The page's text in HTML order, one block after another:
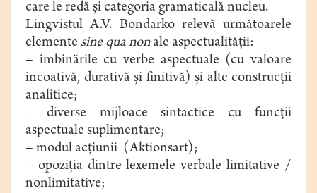
care le redă şi categoria gramaticală nucleu.
Lingvistul A.V. Bondarko relevă următoarele
elemente sine qua nonale aspectualităţii:
– îmbinările cu verbe aspectuale (cu valoare
incoativă, durativă şi finitivă) şi alte construcţii
analitice;
– diverse mijloace sintactice cu funcţii
aspectuale suplimentare;
– modul acţiunii (Aktionsart);
– opoziţia dintre lexemele verbale limitative /
nonlimitative;